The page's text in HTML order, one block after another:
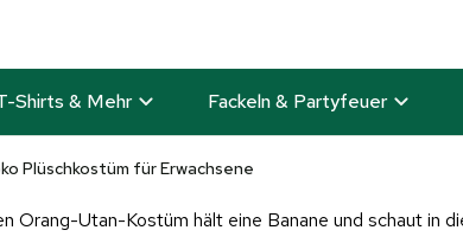
Shirts & Mehr Fackeln & Partyfeuer
Plüschkostüm für Erwachsene